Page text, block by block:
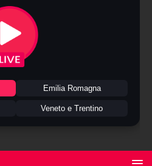
Emilia Romagna
Veneto e Trentino